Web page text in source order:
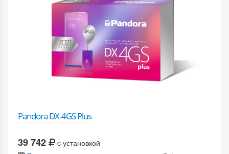
Pandora DX-4GS Plus
39 742
c установкой